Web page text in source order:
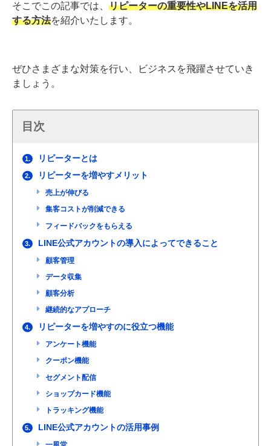
そこでこの記事では、 リピーターの重要性やLINEを活用
する方法を紹介いたします。
ぜひさまざまな対策を行い、ビジネスを飛躍させていき
ましょう。
目次
1. リピーターとは
2. リピーターを増やすメリット
売上が伸びる
集客コストが削減できる
フィードバックをもらえる
3. LINE公式アカウントの導入によってできること
顧客管理
データ収集
顧客分析
継続的なアプローチ
4. リピーターを増やすのに役立つ機能
アンケート機能
クーポン機能
セグメント配信
ショップカード機能
トラッキング機能
5. LINE公式アカウントの活用事例